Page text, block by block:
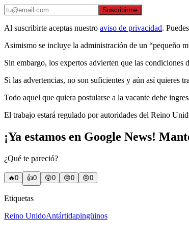
Suscribirme
Al suscribirte aceptas nuestro aviso de privacidad.
Asimismo se incluye la administración de un “pequeño
Sin embargo, los expertos advierten que las condiciones
Si las advertencias, no son suficientes y aún así quieres
Todo aquel que quiera postularse a la vacante debe
El trabajo estará regulado por autoridades del Reino
¡Ya estamos en Google News!
¿Qué te pareció?
🔥0 👍0 😲0 😢0 😠0
Etiquetas
Reino UnidoAntártidapingüinos